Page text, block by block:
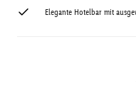
Elegante Hotelbar mit